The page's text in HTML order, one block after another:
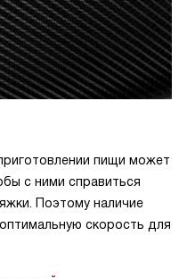
пищи может
с ними справиться
Поэтому наличие
скорость для